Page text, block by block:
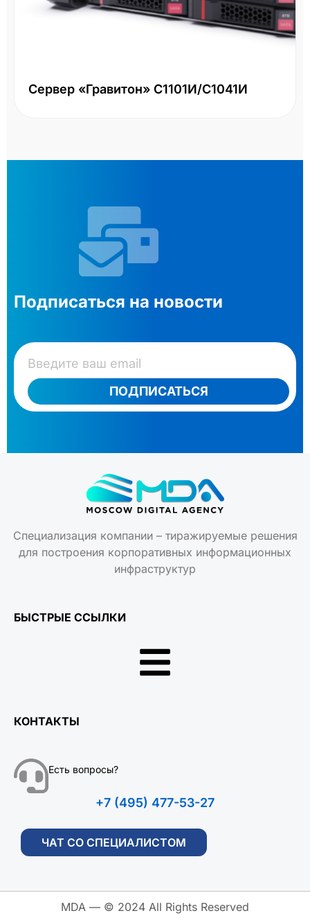
Сервер «Гравитон» С1101И/С1041И
Подписаться на новости
ПОДПИСАТЬСЯ
Специализация компании – тиражируемые решения
для построения корпоративных информационных
инфраструктур
БЫСТРЫЕ ССЫЛКИ
КОНТАКТЫ
Есть вопросы?
+7 (495) 477-53-27
ЧАТ СО СПЕЦИАЛИСТОМ
MDA — © 2024 All Rights Reserved